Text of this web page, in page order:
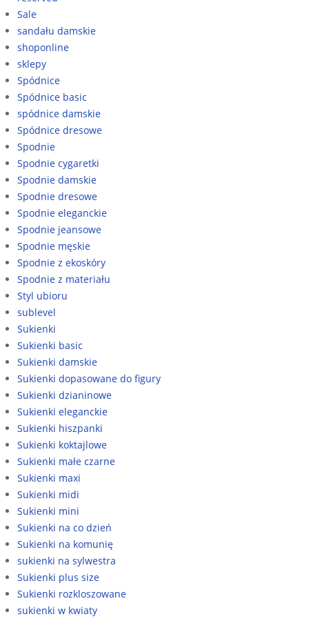
Sale
sandału damskie
shoponline
sklepy
Spódnice
Spódnice basic
spódnice damskie
Spódnice dresowe
Spodnie
Spodnie cygaretki
Spodnie damskie
Spodnie dresowe
Spodnie eleganckie
Spodnie jeansowe
Spodnie męskie
Spodnie z ekoskóry
Spodnie z materiału
Styl ubioru
sublevel
Sukienki
Sukienki basic
Sukienki damskie
Sukienki dopasowane do figury
Sukienki dzianinowe
Sukienki eleganckie
Sukienki hiszpanki
Sukienki koktajlowe
Sukienki małe czarne
Sukienki maxi
Sukienki midi
Sukienki mini
Sukienki na co dzień
Sukienki na komunię
sukienki na sylwestra
Sukienki plus size
Sukienki rozkloszowane
sukienki w kwiaty